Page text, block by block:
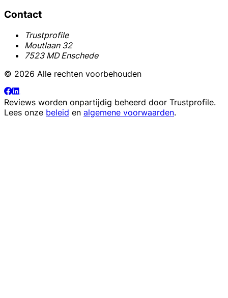
Contact
Trustprofile
Moutlaan 32
7523 MD Enschede
© 2026 Alle rechten voorbehouden
Reviews worden onpartijdig beheerd door Trustprofile.
Lees onze beleid en algemene voorwaarden.